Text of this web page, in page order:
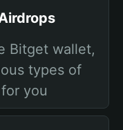
Bitget wallet,
types of
you